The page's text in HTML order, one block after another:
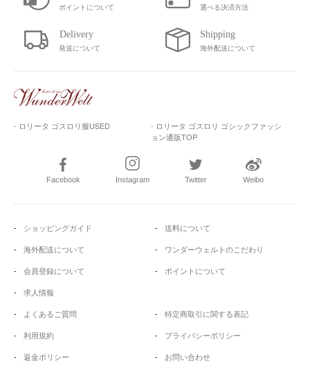
ポイントについて 選べる決済方法
発送について 海外配送について
- ロリータ ゴスロリ服USED
- ロリータ ゴスロリ ゴシックファッシ
ョン通販TOP
Facebook Instagram Twitter Weibo
ショッピングガイド
送料について
海外配送について
ワンダーウェルトのこだわり
会員登録について
ポイントについて
求人情報
よくあるご質問
特定商取引に関する表記
利用規約
プライバシーポリシー
返金ポリシー
お問い合わせ